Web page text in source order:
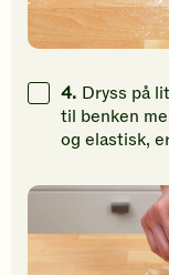
4. Dryss på
til benken
og elastisk,